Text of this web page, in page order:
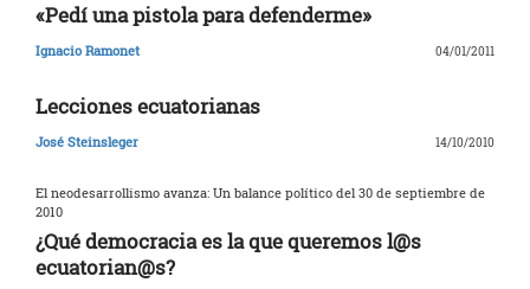
«Pedí una pistola para defenderme»
Ignacio Ramonet 04/01/2011
Lecciones ecuatorianas
José Steinsleger 14/10/2010
El neodesarrollismo avanza: Un balance político del 30 de septiembre de
2010
¿Qué democracia es la que queremos l@s
ecuatorian@s?